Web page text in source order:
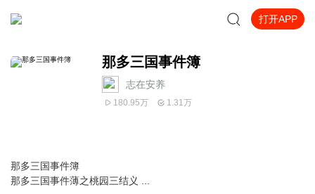
打开APP
那多三国事件簿
志在安养
180.95万 1.31万
那多三国事件簿
那多三国事件薄之桃园三结义 ...